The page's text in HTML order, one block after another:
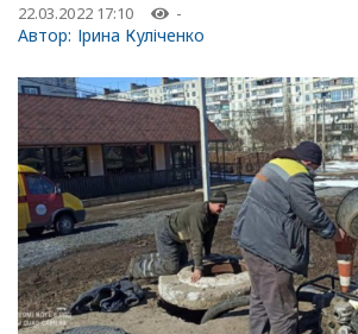
22.03.2022 17:10 -
Автор: Ірина Куліченко